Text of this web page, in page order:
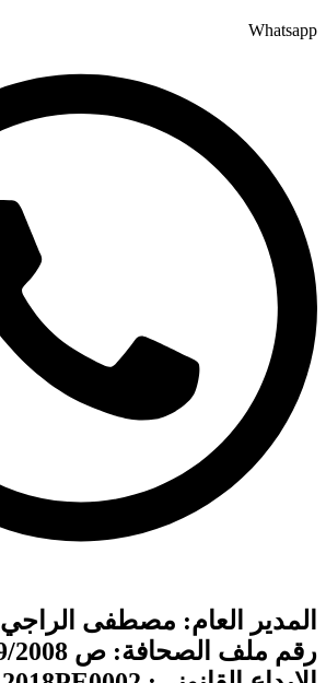
Whatsapp
المدير العام: مصطفى الراجي
رقم ملف الصحافة: ص 09/2008